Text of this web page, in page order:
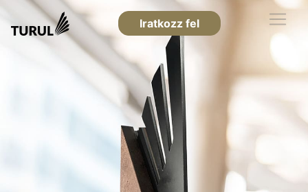
Iratkozz fel